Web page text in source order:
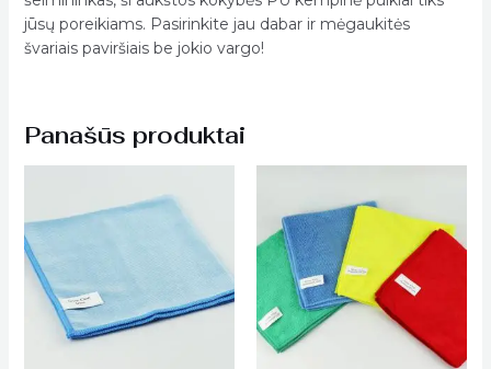
jūsų poreikiams. Pasirinkite jau dabar ir mėgaukitės
švariais paviršiais be jokio vargo!
Panašūs produktai
€0.93
through
€8.10